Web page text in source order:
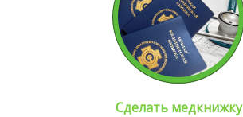
Сделать медкнижку